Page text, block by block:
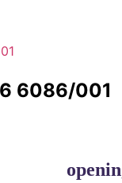
6086/001